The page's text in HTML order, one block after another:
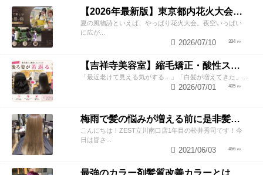
【2026年最新版】東京都内花火大会まとめ｜浴衣着付け・ヘアセットならZESTへ
夏の風物詩といえば、やっぱり花火大会。夜空いっぱい
に広が...
334
2026/07/10
【吉祥寺美容室】縮毛矯正・酸性ストレートで若返り！後ろ姿が変わると見た目年齢も変わる？
「最近老けて見える気がする…」「白髪が増えてきた」...
405
2026/07/01
梅雨で髪の悩みが増える前に是非髪質改善トリートメントしてみませんか！
こんにちは！ZEST立川南口店1年目の松井秀司です！今
日は皆さ...
456
2021/06/03